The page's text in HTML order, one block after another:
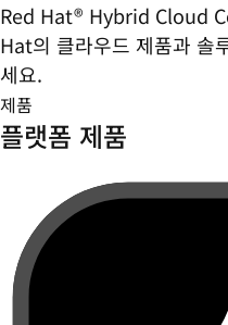
Red Hat® Hybrid Cloud
Hat의 클라우드 제품과 솔
세요.
제품
플랫폼 제품